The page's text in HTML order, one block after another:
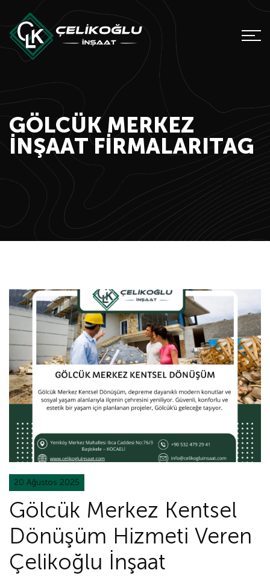
GÖLCÜK MERKEZ
INŞAAT FIRMALARITAG
20 Ağustos 2025
Gölcük Merkez Kentsel
Dönüşüm Hizmeti Veren
Çelikoğlu İnşaat